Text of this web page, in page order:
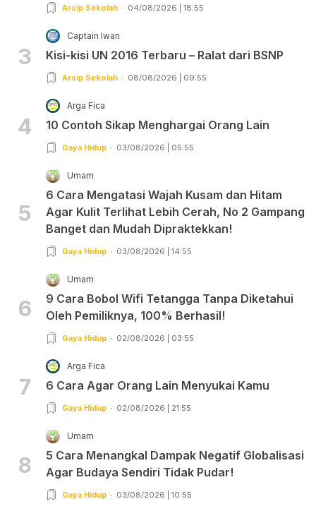
Arsip Sekolah 04/08/2026 | 18:55
3
Captain Iwan
Kisi-kisi UN 2016 Terbaru – Ralat dari BSNP
Arsip Sekolah 08/08/2026 | 09:55
4
Arga Fica
10 Contoh Sikap Menghargai Orang Lain
Gaya Hidup 03/08/2026 | 05:55
5
Umam
6 Cara Mengatasi Wajah Kusam dan Hitam
Agar Kulit Terlihat Lebih Cerah, No 2 Gampang
Banget dan Mudah Dipraktekkan!
Gaya Hidup 03/08/2026 | 14:55
6
Umam
9 Cara Bobol Wifi Tetangga Tanpa Diketahui
Oleh Pemiliknya, 100% Berhasil!
Gaya Hidup 02/08/2026 | 03:55
7
Arga Fica
6 Cara Agar Orang Lain Menyukai Kamu
Gaya Hidup 02/08/2026 | 21:55
8
Umam
5 Cara Menangkal Dampak Negatif Globalisasi
Agar Budaya Sendiri Tidak Pudar!
Gaya Hidup 03/08/2026 | 10:55